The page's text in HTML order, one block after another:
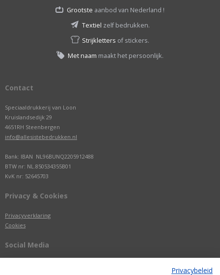
Grootste aanbod van Nederland !
Textiel zelf bedrukken.
Strijkletters of stickers.
Met naam maakt het persoonlijk.
Contact
Speciaaldrukkerij van Loon
Kruislandsedijk 29
4651RH Steenbergen
info@allesistebedrukken.nl
Bank: IBAN NL96BUNQ2205912488
BTW nr: NL.850534355B01
KvK nr: 52645703
Privacy & Cookies
Privacyverklaring
Cookies
Social Media
Privacybeleid